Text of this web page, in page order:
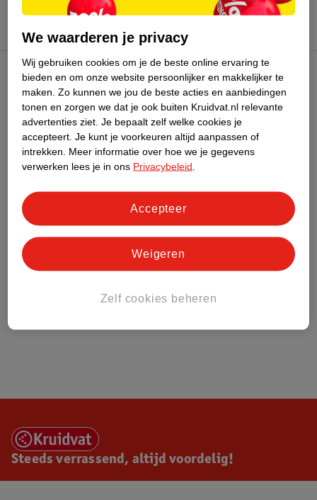
Kruidvat Club
Klantenservice
Over Kruidvat
Steeds verrassend, altijd voordelig!
We waarderen je privacy
Wij gebruiken cookies om je de beste online ervaring te
bieden en om onze website persoonlijker en makkelijker te
maken. Zo kunnen we jou de beste acties en aanbiedingen
tonen en zorgen we dat je ook buiten Kruidvat.nl relevante
advertenties ziet. Je bepaalt zelf welke cookies je
accepteert. Je kunt je voorkeuren altijd aanpassen of
intrekken.
Meer informatie over hoe we je gegevens
verwerken lees je in ons Privacybeleid
Zelf cookies beheren
Weigeren
Accepteer